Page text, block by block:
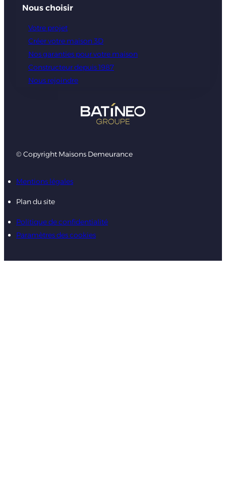
Nous choisir
Votre projet
Créer votre maison 3D
Nos garanties pour votre maison
Constructeur depuis 1987
Nous rejoindre
© Copyright Maisons Demeurance
Mentions légales
Plan du site
Politique de confidentialité
Paramètres des cookies